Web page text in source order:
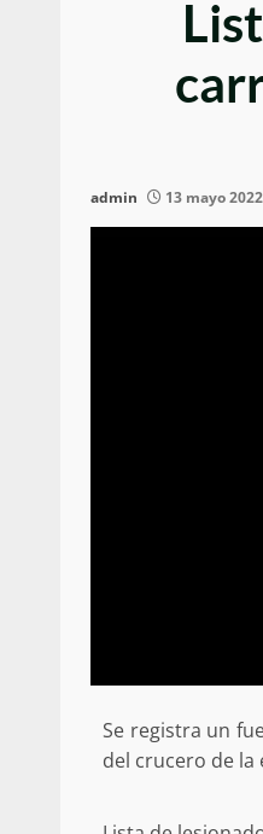
admin 13 mayo 2022
Se registra un
del crucero de la